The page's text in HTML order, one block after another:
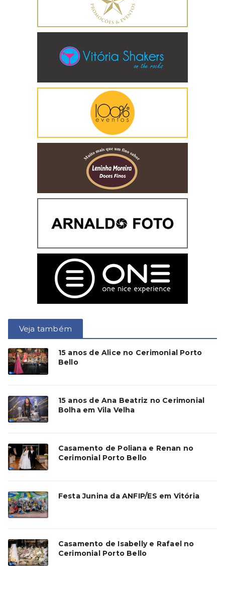
Veja também
15 anos de Alice no Cerimonial Porto
Bello
15 anos de Ana Beatriz no Cerimonial
Bolha em Vila Velha
Casamento de Poliana e Renan no
Cerimonial Porto Bello
Festa Junina da ANFIP/ES em Vitória
Casamento de Isabelly e Rafael no
Cerimonial Porto Bello